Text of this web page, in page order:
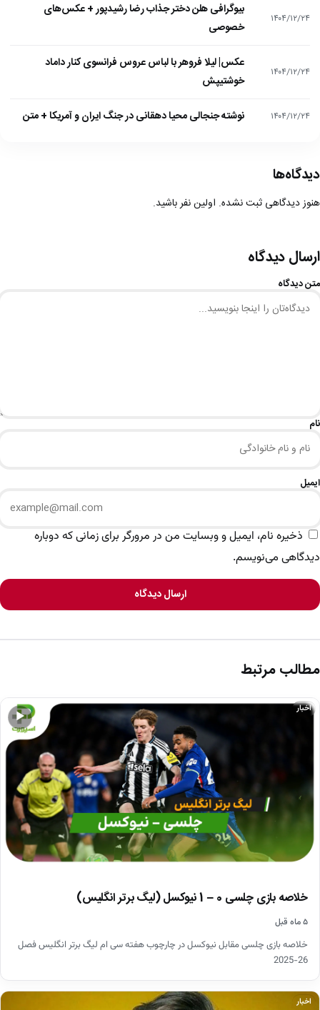
۱۴۰۴/۱۲/۲۴
بیوگرافی هلن دختر جذاب رضا رشیدپور + عکس‌های
خصوصی
۱۴۰۴/۱۲/۲۴
عکس| لیلا فروهر با لباس عروس فرانسوی کنار داماد
خوشتیپش
۱۴۰۴/۱۲/۲۴ نوشته جنجالی محیا دهقانی در جنگ ایران و آمریکا + متن
دیدگاه‌ها
هنوز دیدگاهی ثبت نشده. اولین نفر باشید.
ارسال دیدگاه
متن دیدگاه
نام
ایمیل
ذخیره نام، ایمیل و وبسایت من در مرورگر برای زمانی که دوباره
دیدگاهی می‌نویسم.
ارسال دیدگاه
مطالب مرتبط
▶
اخبار
خلاصه بازی چلسی 0 – 1 نیوکسل (لیگ برتر انگلیس)
۵ ماه قبل
خلاصه بازی چلسی مقابل نیوکسل در چارچوب هفته سی ام لیگ برتر انگلیس فصل
26-2025
اخبار